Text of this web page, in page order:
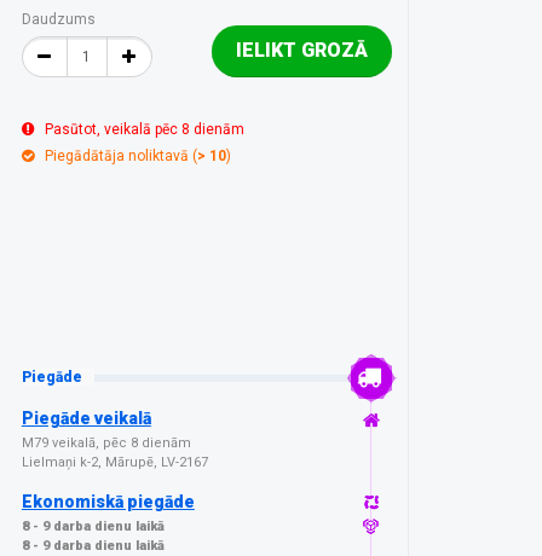
Daudzums
IELIKT GROZĀ
Pasūtot, veikalā pēc 8 dienām
Piegādātāja noliktavā (> 10)
Piegāde
Piegāde veikalā
M79 veikalā, pēc 8 dienām
Lielmaņi k-2, Mārupē, LV-2167
Ekonomiskā piegāde
8 - 9 darba dienu laikā
8 - 9 darba dienu laikā